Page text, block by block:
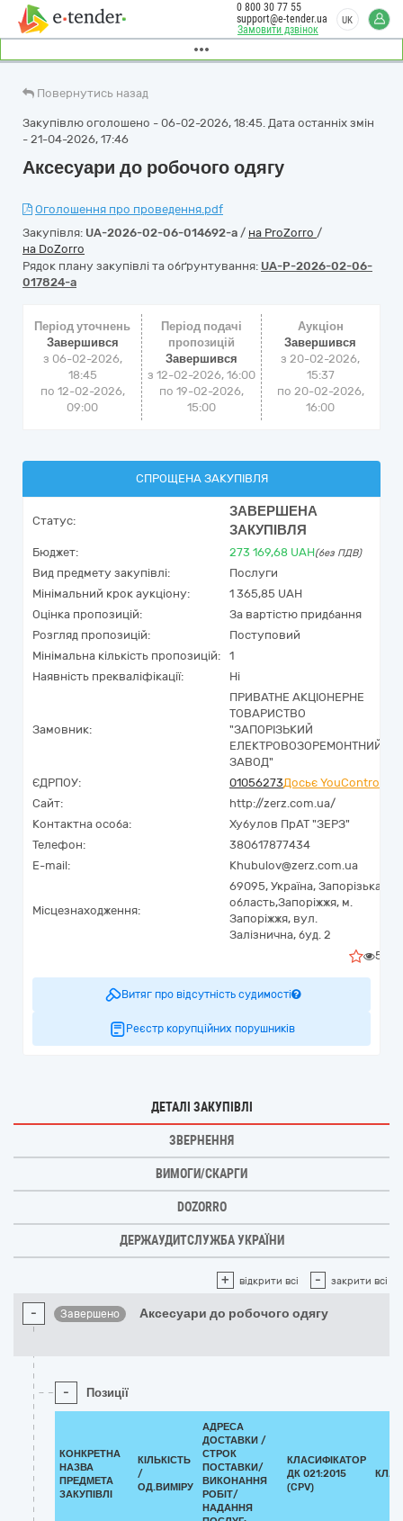
Замовити дзвінок
0 800 30 77 55
support@e-tender.ua
UK
Повернутись назад
Закупівлю оголошено - 06-02-2026, 18:45. Дата останніх змін
- 21-04-2026, 17:46
Аксесуари до робочого одягу
Оголошення про проведення.pdf
Закупівля: UA-2026-02-06-014692-a / на ProZorro /
на DoZorro
Рядок плану закупівлі та обґрунтування: UA-P-2026-02-06-
017824-a
Період уточнень
Завершився
з 06-02-2026,
18:45
по 12-02-2026,
09:00
Період подачі
пропозицій
Завершився
з 12-02-2026, 16:00
по 19-02-2026,
15:00
Аукціон
Завершився
з20-02-2026,
15:37
по 20-02-2026,
16:00
СПРОЩЕНА ЗАКУПІВЛЯ
Статус:
ЗАВЕРШЕНА
ЗАКУПІВЛЯ
Бюджет: 273 169,68 UAH(без ПДВ)
Вид предмету закупівлі:
Послуги
Мінімальний крок аукціону:
1 365,85 UAH
Оцінка пропозицій:
За вартістю придбання
Розгляд пропозицій:
Поступовий
Мінімальна кількість пропозицій:
1
Наявність прекваліфікації:
Ні
Замовник:
ПРИВАТНЕ АКЦІОНЕРНЕ
ТОВАРИСТВО
"ЗАПОРІЗЬКИЙ
ЕЛЕКТРОВОЗОРЕМОНТНИЙ
ЗАВОД"
ЄДРПОУ:
01056273Досьє YouControl
Сайт:
http://zerz.com.ua/
Контактна особа:
Хубулов ПрАТ "ЗЕРЗ"
Телефон:
380617877434
E-mail:
Khubulov@zerz.com.ua
Місцезнаходження:
69095, Україна, Запорізька
область,Запоріжжя, м.
Запоріжжя, вул.
Залізнична, буд. 2
5
Витяг про відсутність судимості
Реєстр корупційних порушників
ДЕТАЛІ ЗАКУПІВЛІ
ЗВЕРНЕННЯ
ВИМОГИ/СКАРГИ
DOZORRO
ДЕРЖАУДИТСЛУЖБА УКРАЇНИ
+ відкрити всі - закрити всі
- Завершено Аксесуари до робочого одягу
- Позиції
КОНКРЕТНА
НАЗВА
ПРЕДМЕТА
ЗАКУПІВЛІ
КІЛЬКІСТЬ
/
ОД.ВИМІРУ
АДРЕСА
ДОСТАВКИ /
СТРОК
ПОСТАВКИ/
ВИКОНАННЯ
РОБІТ/
НАДАННЯ
КЛАСИФІКАТОР
ДК 021:2015
(CPV)